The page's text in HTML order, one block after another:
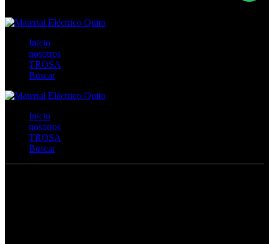
Inicio
nosotros
TROSA
Buscar
Inicio
nosotros
TROSA
Buscar